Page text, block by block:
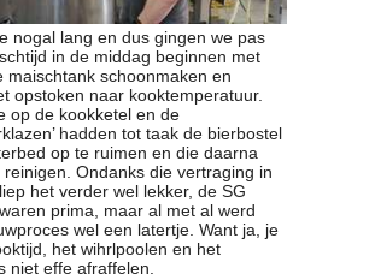
nogal lang en dus gingen we pas
in de middag beginnen met
maischtank schoonmaken en
opstoken naar kooktemperatuur.
op de kookketel en de
hadden tot taak de bierbostel
op te ruimen en die daarna
Ondanks die vertraging in
het verder wel lekker, de SG
prima, maar al met al werd
wel een latertje. Want ja, je
het wihrlpoolen en het
niet effe afraffelen.
Inloggen